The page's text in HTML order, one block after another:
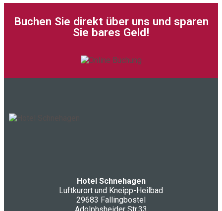
Buchen Sie direkt über uns und sparen
Sie bares Geld!
Hotel Schnehagen
Luftkurort und Kneipp-Heilbad
29683 Fallingbostel